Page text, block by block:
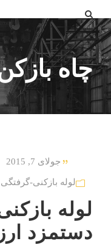
چاه
جولای 7, 2015
لوله بازکنی-
لوله
دستمزد